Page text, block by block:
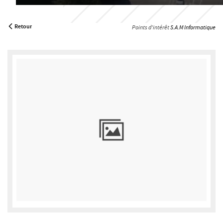
Retour Points d'intérêtS.A.M Informatique